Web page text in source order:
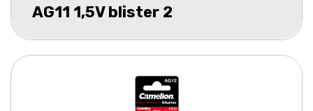
AG11 1,5V blister 2